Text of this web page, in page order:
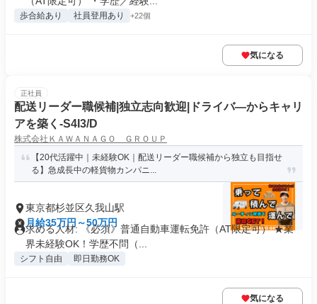
歩合給あり 社員登用あり +22個
気になる
正社員
配送リーダー職候補|独立志向歓迎|ドライバ―からキャリ
アを築く-S4I3/D
株式会社ＫＡＷＡＮＡＧＯ ＧＲＯＵＰ
【20代活躍中｜未経験OK｜配送リーダー職候補から独立も目指せ
る】急成長中の軽貨物カンパニ...
東京都杉並区久我山駅
月給35万円～50万円
求める人材: 《必須》普通自動車運転免許（AT限定可） ★業
界未経験OK！学歴不問（...
シフト自由 即日勤務OK
気になる